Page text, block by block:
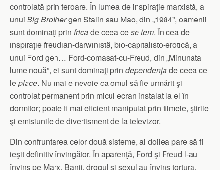
controlată prin teroare. În lumea de inspiraţie marxistă, a
unui Big Brothergen Stalin sau Mao, din „1984”, oamenii
sunt dominaţi prin fricade ceea cesetem. În cea de
inspiraţie freudian-darwinistă, bio-capitalisto-erotică, a
unui Ford gen… Ford-comasat-cu-Freud, din „Minunata
lume nouă”, ei sunt dominaţi prin dependenţade ceea ce
leplace. Nu mai e nevoie ca omul să fie urmărit şi
controlat permanent prin micul ecran instalat la el în
dormitor; poate fi mai eficient manipulat prin filmele, ştirile
şi emisiunile de divertisment de la televizor.
Din confruntarea celor două sisteme, al doilea pare să fi
ieşit definitiv învingător. În aparenţă, Ford şi Freud l-au
învins pe Marx. Banii, drogul şi sexul au învins tortura,